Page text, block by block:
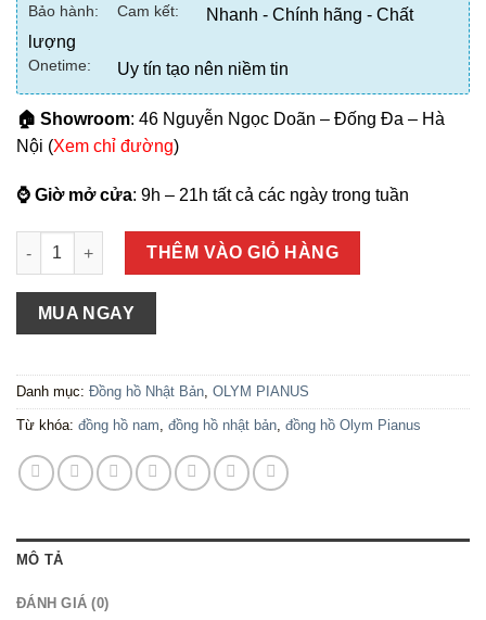
Bảo hành: Cam kết:
Nhanh - Chính hãng - Chất
lượng
Onetime: Uy tín tạo nên niềm tin
🏠 Showroom: 46 Nguyễn Ngọc Doãn – Đống Đa – Hà
Nội (Xem chỉ đường)
⌚ Giờ mở cửa: 9h – 21h tất cả các ngày trong tuần
Số lượng
THÊM VÀO GIỎ HÀNG
MUA NGAY
Danh mục: Đồng hồ Nhật Bản OLYM PIANUS
Từ khóa: đồng hồ nam đồng hồ nhật bản đồng hồ Olym Pianus
MÔ TẢ
ĐÁNH GIÁ (0)